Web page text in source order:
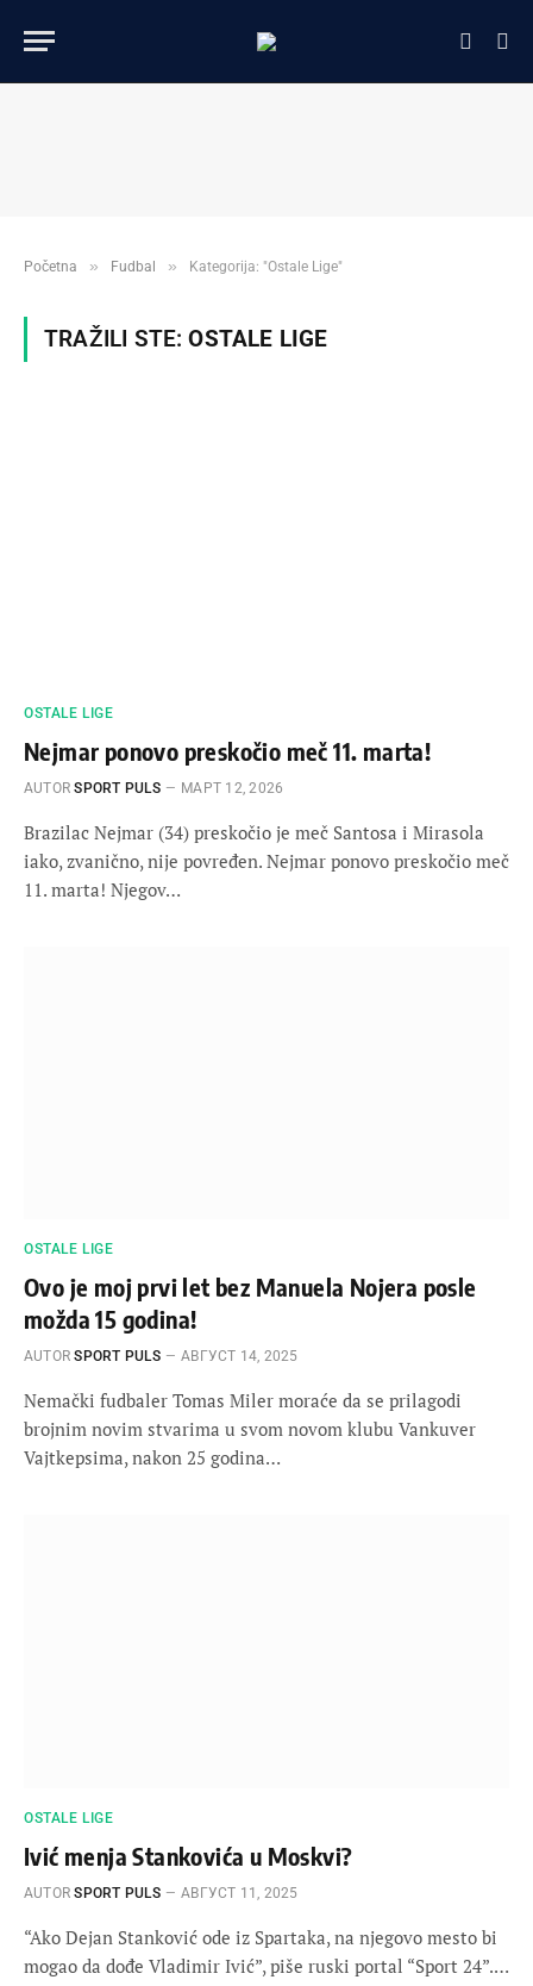
Početna » Fudbal » Kategorija: "Ostale Lige"
TRAŽILI STE:OSTALE LIGE
OSTALE LIGE
Nejmar ponovo preskočio meč 11. marta!
AUTOR SPORT PULS МАРТ 12, 2026
Brazilac Nejmar (34) preskočio je meč Santosa i Mirasola
iako, zvanično, nije povređen. Nejmar ponovo preskočio meč
11. marta! Njegov…
OSTALE LIGE
Ovo je moj prvi let bez Manuela Nojera posle
možda 15 godina!
AUTOR SPORT PULS АВГУСТ 14, 2025
Nemački fudbaler Tomas Miler moraće da se prilagodi
brojnim novim stvarima u svom novom klubu Vankuver
Vajtkepsima, nakon 25 godina…
OSTALE LIGE
Ivić menja Stankovića u Moskvi?
AUTOR SPORT PULS АВГУСТ 11, 2025
“Ako Dejan Stanković ode iz Spartaka, na njegovo mesto bi
mogao da dođe Vladimir Ivić”, piše ruski portal “Sport 24”.…